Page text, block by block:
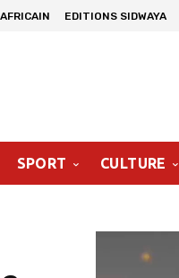
EDITIONS SIDWAYA
SPORT CULTURE